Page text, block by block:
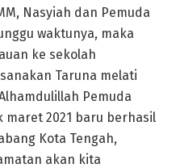
Nasyiah dan Pemuda
waktunya, maka
ke sekolah
Taruna melati
Pemuda
2021 baru berhasil
Kota Tengah,
akan kita